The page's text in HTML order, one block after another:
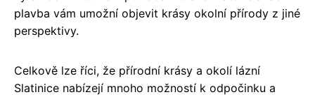
plavba vám umožní objevit krásy okolní přírody z jiné
perspektivy.
Celkově lze říci, že přírodní krásy a okolí lázní
Slatinice nabízejí mnoho možností k odpočinku a